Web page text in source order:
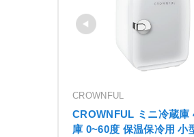
CROWNFUL
CROWNFUL ミニ冷蔵庫
庫 0~60度 保温保冷用 小